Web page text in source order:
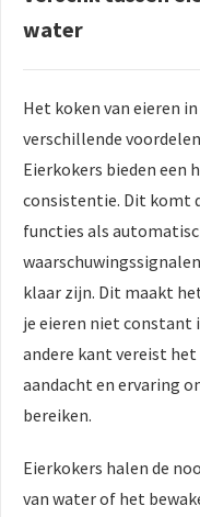
water
Het koken van eieren
verschillende
Eierkokers bieden een
consistentie. Dit komt
functies als
klaar zijn. Dit maakt
je eieren niet constant
andere kant vereist het
aandacht en ervaring
bereiken.
Eierkokers halen de
van water of het